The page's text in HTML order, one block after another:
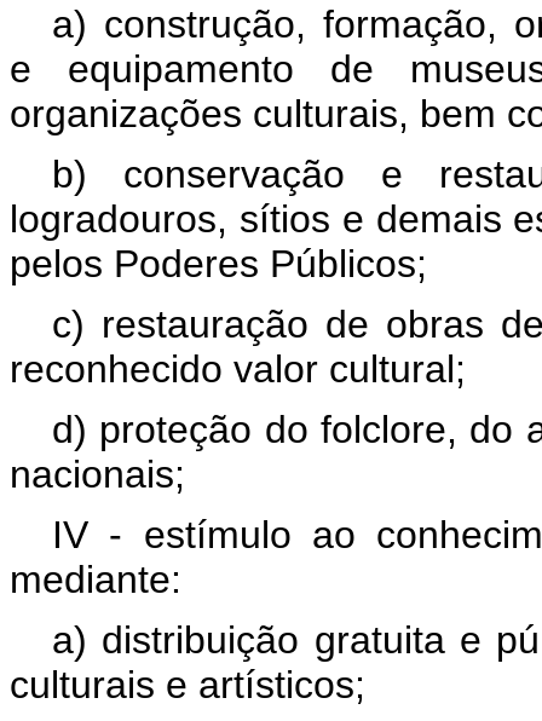
a) construção, formação,
e equipamento de
organizações culturais, bem
b) conservação e
logradouros, sítios e demais
pelos Poderes Públicos;
c) restauração de obras
reconhecido valor cultural;
d) proteção do folclore, do
nacionais;
IV - estímulo ao
mediante:
a) distribuição gratuita e
culturais e artísticos;